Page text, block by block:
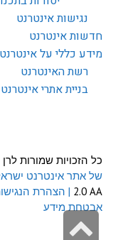
נגישות אינטרנט
חדשות אינטרנט
מידע כללי על אינטרנט
רשת האינטרנט
בניית אתרי אינטרנט
כל הזכויות שמורות
של אתר אינטרנט
2.0 AA | הצהרת
אבטחת מידע
גלילה